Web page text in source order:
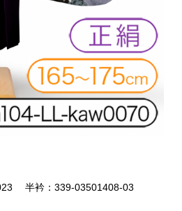
半衿：339-03501408-03